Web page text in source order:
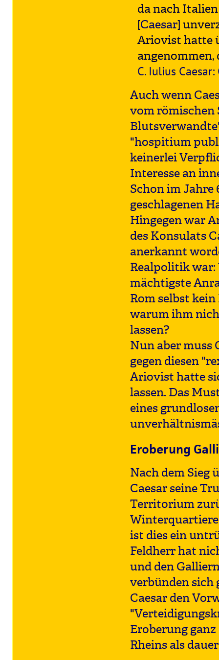
da nach
[Caesar]
Ariovist hatte
C. Iulius
Auch wenn
vom römischen
"hospitium
keinerlei
Interesse an
Schon im
geschlagenen
Hingegen war
des Konsulats
anerkannt
Realpolitik war:
mächtigste
Rom selbst
warum ihm
lassen?
Nun aber muss
gegen diesen
Ariovist hatte
lassen. Das
eines
Eroberung
Nach dem
Caesar seine
Territorium
Winterquartiere
ist dies ein
Feldherr hat
und den
verbünden sich
Caesar den
Eroberung
Rheins als